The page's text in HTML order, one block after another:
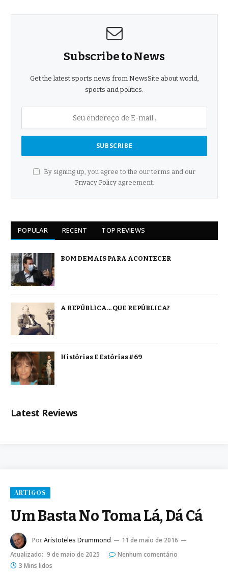
Subscribe to News
Get the latest sports news from NewsSite about world,
sports and politics.
By signing up, you agree to the our terms and our
Privacy Policyagreement.
POPULAR RECENT TOP REVIEWS
BOM DEMAIS PARA ACONTECER
A REPÚBLICA… QUE REPÚBLICA?
Histórias E Estórias #69
Latest Reviews
ARTIGOS
Um Basta No Toma Lá, Dá Cá
PorAristoteles Drummond
11 de maio de 2016
Atualizado: 9 de maio de 2025
Nenhum comentário
3 Mins lidos